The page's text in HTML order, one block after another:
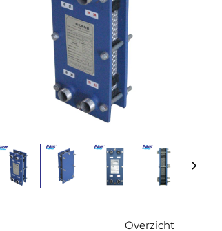
Overzicht